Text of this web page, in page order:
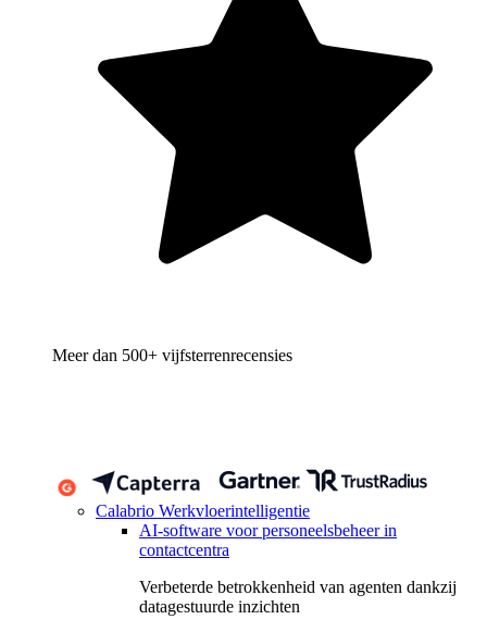
Meer dan 500+ vijfsterrenrecensies
Calabrio Werkvloerintelligentie
AI-software voor personeelsbeheer in
contactcentra
Verbeterde betrokkenheid van agenten dankzij
datagestuurde inzichten